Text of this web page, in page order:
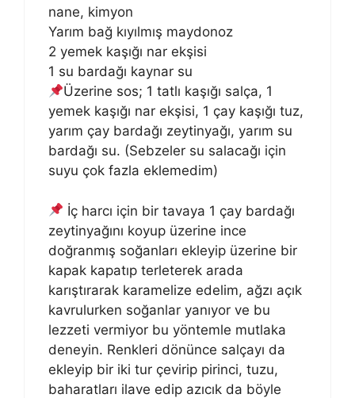
nane, kimyon
Yarım bağ kıyılmış maydonoz
2 yemek kaşığı nar ekşisi
1 su bardağı kaynar su
Üzerine sos; 1 tatlı kaşığı salça, 1
yemek kaşığı nar ekşisi, 1 çay kaşığı tuz,
yarım çay bardağı zeytinyağı, yarım su
bardağı su. (Sebzeler su salacağı için
suyu çok fazla eklemedim)
İç harcı için bir tavaya 1 çay bardağı
zeytinyağını koyup üzerine ince
doğranmış soğanları ekleyip üzerine bir
kapak kapatıp terleterek arada
karıştırarak karamelize edelim, ağzı açık
kavrulurken soğanlar yanıyor ve bu
lezzeti vermiyor bu yöntemle mutlaka
deneyin. Renkleri dönünce salçayı da
ekleyip bir iki tur çevirip pirinci, tuzu,
baharatları ilave edip azıcık da böyle